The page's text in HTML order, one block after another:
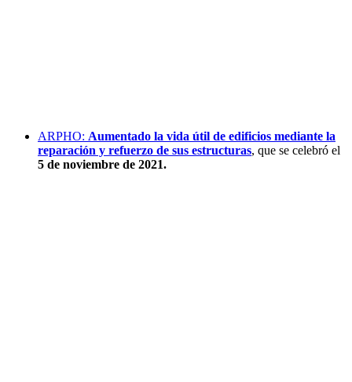
ARPHO: Aumentado la vida útil de edificios mediante la
reparación y refuerzo de sus estructuras, que se celebró el
5 de noviembre de 2021.